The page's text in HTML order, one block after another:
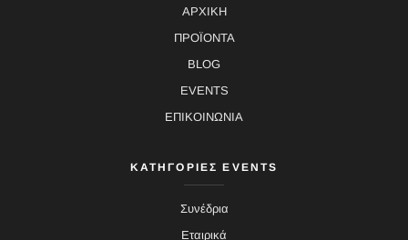
ΑΡΧΙΚΗ
ΠΡΟΪΟΝΤΑ
BLOG
EVENTS
ΕΠΙΚΟΙΝΩΝΙΑ
ΚΑΤΗΓΟΡΙΕΣ EVENTS
Συνέδρια
Εταιρικά